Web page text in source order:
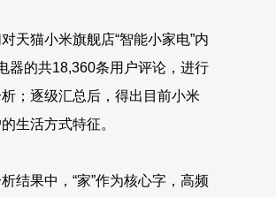
天猫小米旗舰店“智能小家电”内
器的共18,360条用户评论，进行
；逐级汇总后，得出目前小米
生活方式特征。
结果中，“家”作为核心字，高频